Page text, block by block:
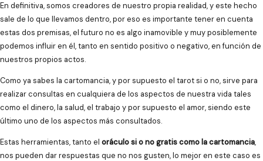
En definitiva, somos creadores de nuestro propia realidad, y este hecho
sale de lo que llevamos dentro, por eso es importante tener en cuenta
estas dos premisas, el futuro no es algo inamovible y muy posiblemente
podemos influir en él, tanto en sentido positivo o negativo, en función de
nuestros propios actos.
Como ya sabes la cartomancia, y por supuesto el tarot si o no, sirve para
realizar consultas en cualquiera de los aspectos de nuestra vida tales
como el dinero, la salud, el trabajo y por supuesto el amor, siendo este
último uno de los aspectos más consultados.
Estas herramientas, tanto el oráculo si o no gratis como la cartomancia,
nos pueden dar respuestas que no nos gusten, lo mejor en este caso es